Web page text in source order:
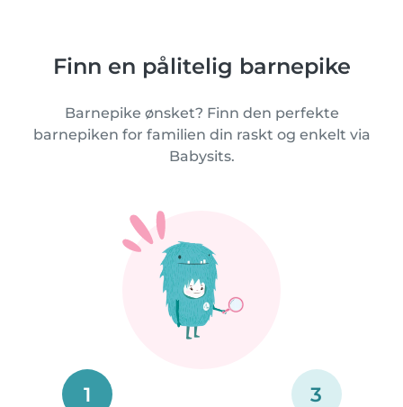
Finn en pålitelig barnepike
Barnepike ønsket? Finn den perfekte
barnepiken for familien din raskt og enkelt via
Babysits.
1 3